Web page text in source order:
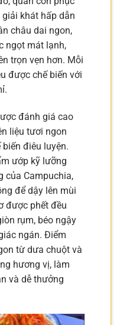
khát hấp dẫn
châu dai ngon,
ngọt mát lạnh,
trọn vẹn hơn. Mỗi
được chế biến với
đánh giá cao
liệu tươi ngon
điêu luyện.
ướp kỹ lưỡng
của Campuchia,
để dậy lên mùi
được phết đều
rụm, béo ngậy
ngán. Điểm
từ dưa chuột và
hương vị, làm
và dễ thưởng